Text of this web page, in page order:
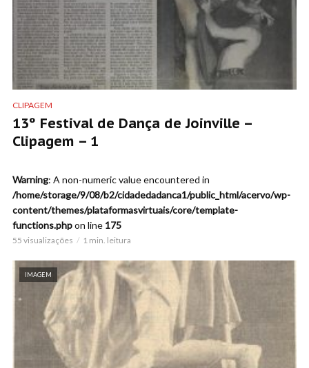
CLIPAGEM
13º Festival de Dança de Joinville –
Clipagem – 1
Warning: A non-numeric value encountered in
/home/storage/9/08/b2/cidadedadanca1/public_html/acervo/wp-
content/themes/plataformasvirtuais/core/template-
functions.phpon line 175
55 visualizações 1 min. leitura
IMAGEM